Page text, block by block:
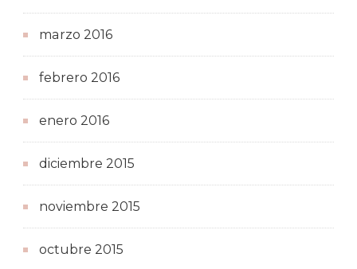
marzo 2016
febrero 2016
enero 2016
diciembre 2015
noviembre 2015
octubre 2015